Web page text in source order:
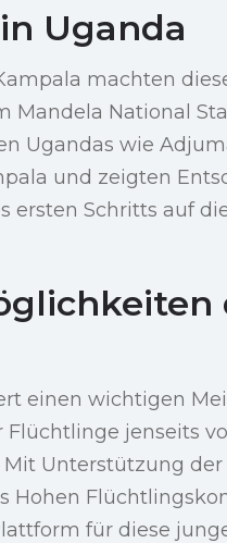
Uganda
machten
Mandela National
Ugandas wie
und zeigten
ersten Schritts auf
einen wichtigen
jenseits
Unterstützung
Hohen
für diese